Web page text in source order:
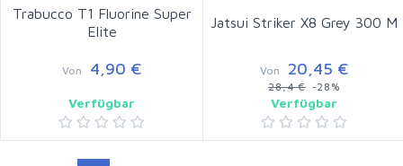
Trabucco T1 Fluorine Super
Elite
Von 4,90 €
Verfügbar
Jatsui Striker X8 Grey 300 M
Von 20,45 €
28,4 €-28%
Verfügbar